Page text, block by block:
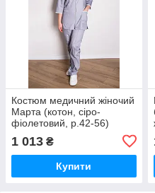
Костюм медичний жіночий
Марта (котон, сіро-
фіолетовий, р.42-56)
1 013 ₴
Купити